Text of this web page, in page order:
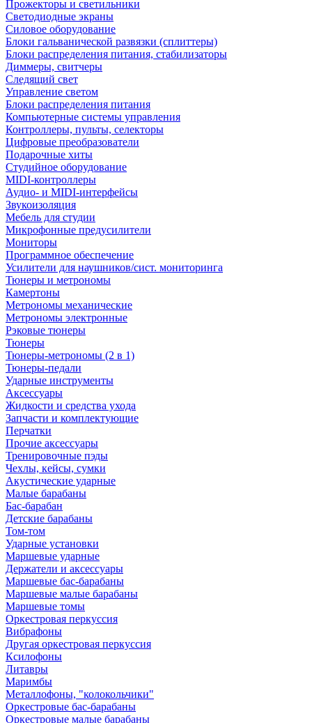
Прожекторы и светильники
Светодиодные экраны
Силовое оборудование
Блоки гальванической развязки (сплиттеры)
Блоки распределения питания, стабилизаторы
Диммеры, свитчеры
Следящий свет
Управление светом
Блоки распределения питания
Компьютерные системы управления
Контроллеры, пульты, селекторы
Цифровые преобразователи
Подарочные хиты
Студийное оборудование
MIDI-контроллеры
Аудио- и MIDI-интерфейсы
Звукоизоляция
Мебель для студии
Микрофонные предусилители
Мониторы
Программное обеспечение
Усилители для наушников/сист. мониторинга
Тюнеры и метрономы
Камертоны
Метрономы механические
Метрономы электронные
Рэковые тюнеры
Тюнеры
Тюнеры-метрономы (2 в 1)
Тюнеры-педали
Ударные инструменты
Аксессуары
Жидкости и средства ухода
Запчасти и комплектующие
Перчатки
Прочие аксессуары
Тренировочные пэды
Чехлы, кейсы, сумки
Акустические ударные
Mалые барабаны
Бас-барабан
Детские барабаны
Том-том
Ударные установки
Маршевые ударные
Держатели и аксессуары
Маршевые бас-барабаны
Маршевые малые барабаны
Маршевые томы
Оркестровая перкуссия
Вибрафоны
Другая оркестровая перкуссия
Ксилофоны
Литавры
Маримбы
Металлофоны, "колокольчики"
Оркестровые бас-барабаны
Оркестровые малые барабаны